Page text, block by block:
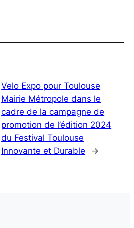
Velo Expo pour Toulouse
Mairie Métropole dans le
cadre de la campagne de
promotion de l’édition 2024
du Festival Toulouse
Innovante et Durable
→